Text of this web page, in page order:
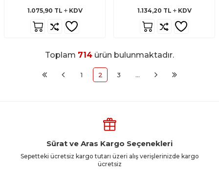
1.075,90 TL KDV 1.134,20 TL KDV
Toplam 714 ürün bulunmaktadır.
1 2 3 …
Sürat ve Aras Kargo Seçenekleri
Sepetteki ücretsiz kargo tutarı üzeri alış verişlerinizde kargo
ücretsiz